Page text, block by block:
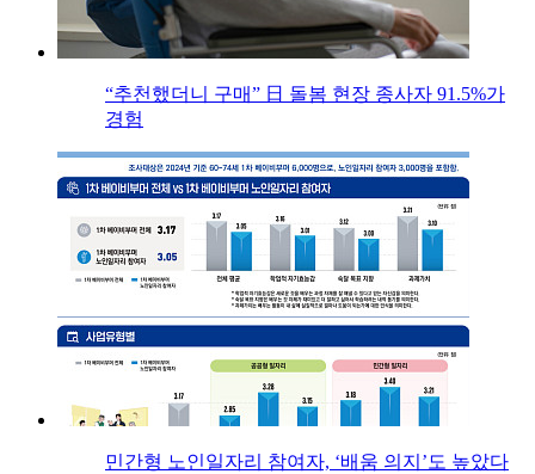
“추천했더니 구매” 日 돌봄 현장 종사자 91.5%가
경험
민간형 노인일자리 참여자, ‘배움 의지’도 높았다